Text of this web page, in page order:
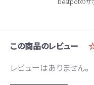
この商品のレビュー
レビューはありません。